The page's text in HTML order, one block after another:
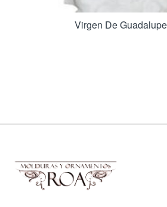
Virgen De